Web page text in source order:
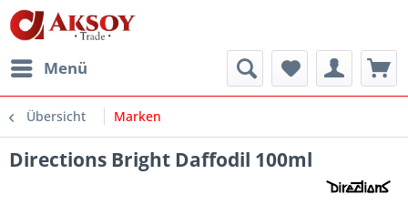
Menü
Übersicht Marken
Directions Bright Daffodil 100ml